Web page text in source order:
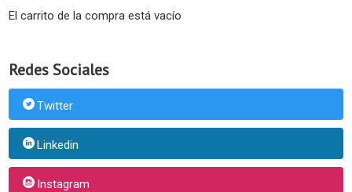
El carrito de la compra está vacío
Redes Sociales
Twitter
Linkedin
Instagram